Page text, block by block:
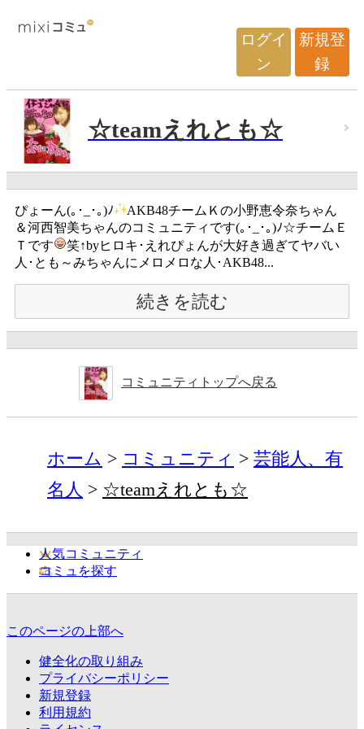
ログイ
ン
新規登
録
☆teamえれとも☆
ぴょーん(｡･_･｡)ﾉ
AKB48チームＫの小野恵令奈ちゃん
＆河西智美ちゃんのコミュニティです(｡･_･｡)ﾉ☆チームＥ
Ｔです
笑↑byヒロキ･えれぴょんが大好き過ぎてヤバい
人･とも～みちゃんにメロメロな人･AKB48...
続きを読む
コミュニティトップへ戻る
ホーム コミュニティ
芸能人、有
名人
☆teamえれとも☆
人気コミュニティ
コミュを探す
このページの上部へ
健全化の取り組み
プライバシーポリシー
新規登録
利用規約